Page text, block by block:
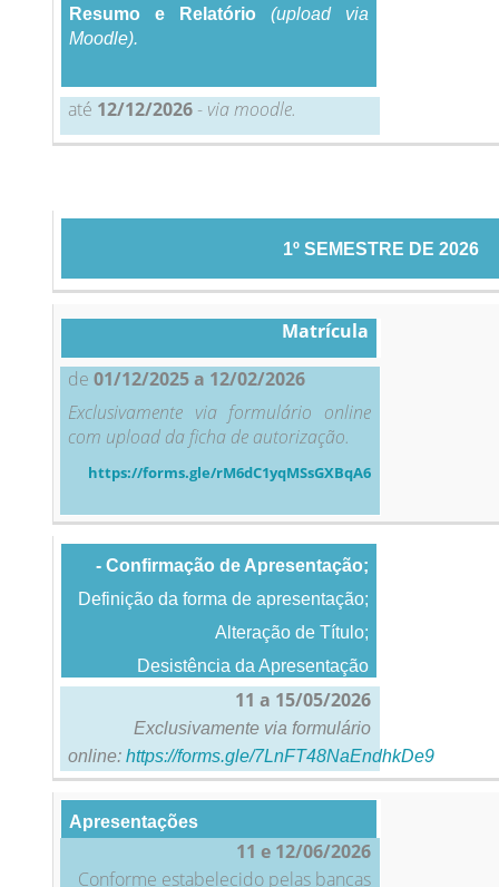
Resumo e Relatório (upload via
Moodle).
até 12/12/2026-via moodle.
1º SEMESTRE DE 2026
Matrícula
de 01/12/2025 a 12/02/2026
Exclusivamente via formulário online
com upload da ficha de autorização.
https://forms.gle/rM6dC1yqMSsGXBqA6
- Confirmação de Apresentação;
Definição da forma de apresentação;
Alteração de Título;
Desistência da Apresentação
11 a 15/05/2026
Exclusivamente via formulário
online: https://forms.gle/7LnFT48NaEndhkDe9
Apresentações
11 e 12/06/2026
Conforme estabelecido pelas bancas